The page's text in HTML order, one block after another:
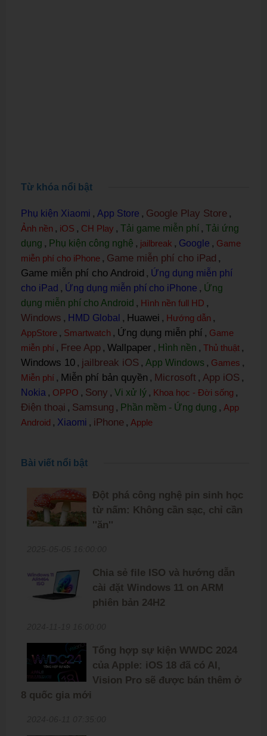
Từ khóa nổi bật
Phụ kiện Xiaomi , App Store , Google Play Store ,
Ảnh nền , iOS , CH Play , Tải game miễn phí , Tải ứng
dụng , Phụ kiện công nghệ , jailbreak , Google , Game
miễn phí cho iPhone , Game miễn phí cho iPad ,
Game miễn phí cho Android , Ứng dụng miễn phí
cho iPad , Ứng dụng miễn phí cho iPhone , Ứng
dụng miễn phí cho Android , Hình nền full HD ,
Windows , HMD Global , Huawei , Hướng dẫn ,
AppStore , Smartwatch , Ứng dụng miễn phí , Game
miễn phí , Free App , Wallpaper , Hình nền , Thủ thuật ,
Windows 10 , jailbreak iOS , App Windows , Games ,
Miễn phí , Miễn phí bản quyền , Microsoft , App iOS ,
Nokia , OPPO , Sony , Vi xử lý , Khoa học - Đời sống ,
Điện thoại , Samsung , Phần mềm - Ứng dụng , App
Android , Xiaomi , iPhone , Apple
Bài viết nổi bật
Đột phá công nghệ pin sinh học
từ nấm: Không cần sạc, chỉ cần
''ăn''
Chia sẻ file ISO và hướng dẫn
cài đặt Windows 11 on ARM
phiên bản 24H2
Tổng hợp sự kiện WWDC 2024
của Apple: iOS 18 đã có AI,
Vision Pro sẽ được bán thêm ở
8 quốc gia mới